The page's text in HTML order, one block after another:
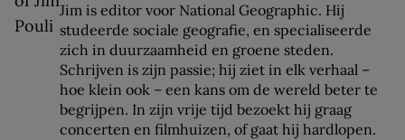
Jim is editor voor National Geographic. Hij
studeerde sociale geografie, en specialiseerde
zich in duurzaamheid en groene steden.
Schrijven is zijn passie; hij ziet in elk verhaal –
hoe klein ook – een kans om de wereld beter te
begrijpen. In zijn vrije tijd bezoekt hij graag
concerten en filmhuizen, of gaat hij hardlopen.